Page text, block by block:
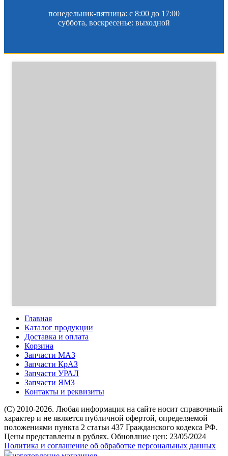
понедельник-пятница: c 8:00 до 17:00
суббота, воскресенье: выходной
Главная
Каталог продукции
Доставка и оплата
Корзина
Запчасти МАЗ
Запчасти КрАЗ
Запчасти УРАЛ
Запчасти ЯМЗ
Контакты и реквизиты
(C) 2010-2026. Любая информация на сайте носит справочный
характер и не является публичной офертой, определяемой
положениями пункта 2 статьи 437 Гражданского кодекса РФ.
Цены представлены в рублях. Обновлние цен: 23/05/2024
Политика и соглашение об обработке персональных данных